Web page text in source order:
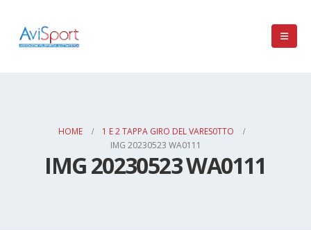
HOME
1 E 2 TAPPA GIRO DEL VARES0TTO
IMG 20230523 WA0111
IMG 20230523 WA0111